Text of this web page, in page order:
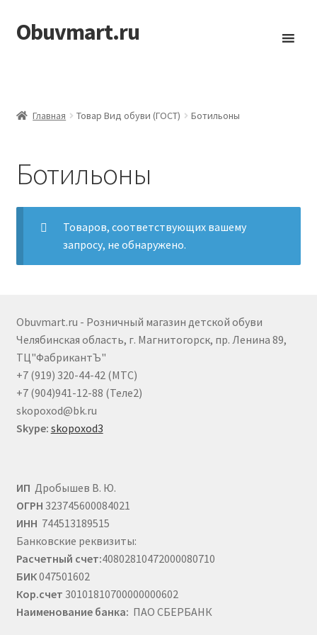
Перейти
к
Перейти
к
Obuvmart.ru
Главная Товар Вид обуви (ГОСТ) Ботильоны
Ботильоны
Товаров, соответствующих вашему
запросу, не обнаружено.
Obuvmart.ru - Розничный магазин детской обуви
Челябинская область, г. Магнитогорск, пр. Ленина 89,
ТЦ"ФабрикантЪ"
+7 (919) 320-44-42 (МТС)
+7 (904)941-12-88 (Теле2)
skopoxod@bk.ru
Skype: skopoxod3
ИП Дробышев В. Ю.
ОГРН 323745600084021
ИНН 744513189515
Банковские реквизиты:
Расчетный счет:40802810472000080710
БИК047501602
Кор.счет 30101810700000000602
Наименование банка: ПАО СБЕРБАНК